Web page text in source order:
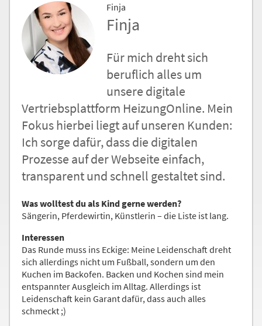
Hasen & Köpfe
Über uns
Netiquette
Nachricht an die
Redaktion
Finja
Finja
Für mich dreht sich
beruflich alles um
unsere digitale
Vertriebsplattform HeizungOnline. Mein
Fokus hierbei liegt auf unseren Kunden:
Ich sorge dafür, dass die digitalen
Prozesse auf der Webseite einfach,
transparent und schnell gestaltet sind.
Was wolltest du als Kind gerne werden?
Sängerin, Pferdewirtin, Künstlerin – die Liste ist lang.
Interessen
Das Runde muss ins Eckige: Meine Leidenschaft dreht
sich allerdings nicht um Fußball, sondern um den
Kuchen im Backofen. Backen und Kochen sind mein
entspannter Ausgleich im Alltag. Allerdings ist
Leidenschaft kein Garant dafür, dass auch alles
schmeckt ;)